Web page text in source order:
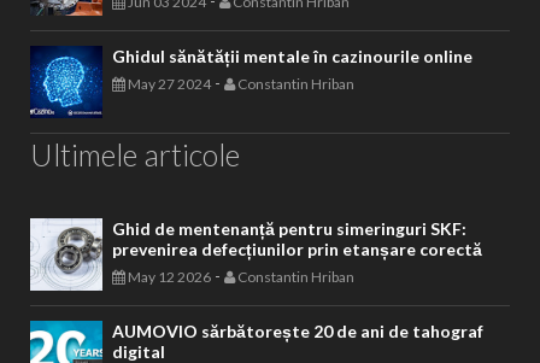
Ghidul sănătății mentale în cazinourile online
May 27 2024- Constantin Hriban
Ultimele articole
Ghid de mentenanță pentru simeringuri SKF:
prevenirea defecțiunilor prin etanșare corectă
May 12 2026 - Constantin Hriban
AUMOVIO sărbătorește 20 de ani de tahograf
digital